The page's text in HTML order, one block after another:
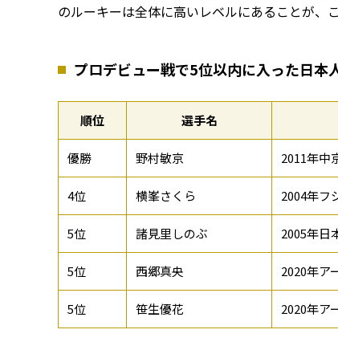
のルーキーは全体に高いレベルにあることが、
プロデビュー戦で5位以内に入った日本
順位 選手名
優勝 野村敏京 2011年中
4位 横峯さくら 2004年フ
5位 諸見里しのぶ 2005年日
5位 西郷真央 2020年ア
5位 笹生優花 2020年ア